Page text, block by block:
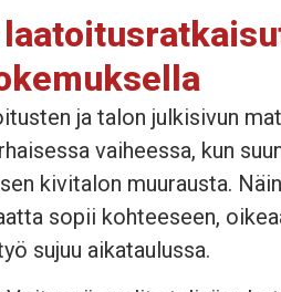
ja talon julkisivun
vaiheessa, kun
kivitalon muurausta.
sopii kohteeseen,
sujuu aikataulussa.